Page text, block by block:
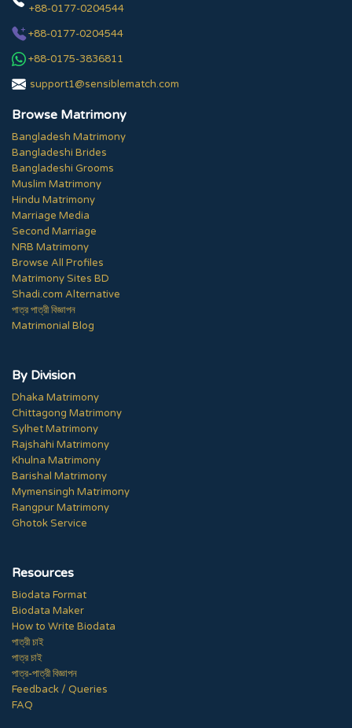
+88-0177-0204544
+88-0177-0204544
+88-0175-3836811
support1@sensiblematch.com
Browse Matrimony
Bangladesh Matrimony
Bangladeshi Brides
Bangladeshi Grooms
Muslim Matrimony
Hindu Matrimony
Marriage Media
Second Marriage
NRB Matrimony
Browse All Profiles
Matrimony Sites BD
Shadi.com Alternative
পাত্র পাত্রী বিজ্ঞাপন
Matrimonial Blog
By Division
Dhaka Matrimony
Chittagong Matrimony
Sylhet Matrimony
Rajshahi Matrimony
Khulna Matrimony
Barishal Matrimony
Mymensingh Matrimony
Rangpur Matrimony
Ghotok Service
Resources
Biodata Format
Biodata Maker
How to Write Biodata
পাত্রী চাই
পাত্র চাই
পাত্র-পাত্রী বিজ্ঞাপন
Feedback / Queries
FAQ